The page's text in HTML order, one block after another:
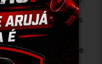
e enviar, elas
desgaste
são apenas as